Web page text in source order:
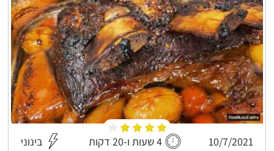
10/7/2021 4 שעות ו-20 דקות בינוני